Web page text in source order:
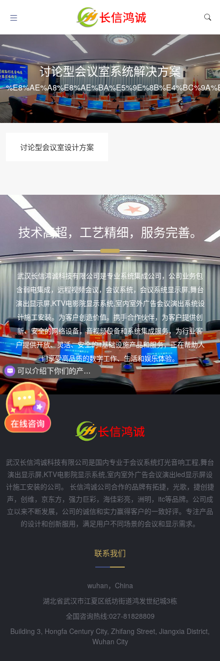
讨论型会议室系统解决方案
讨论型会议室设计方案
技术高超，工艺精细，服务完善。
武汉长信鸿诚科技有限公司是专业系统集成公司，公司业务包
含弱电集成，远程视频会议，会议系统，会议系统显示屏,舞台
演出显示屏,KTV电影院显示系统,室内室外广告会议演出系统设
计施工安装。为客户创造价值。携手合作伙伴，为客户提供创
新、安全的网络设备，音视频设备和系统集成服务，为行业客
户提供开放、灵活、安全的it基础设施产品和服务，正在帮助人
们享受高品质的数字工作、生活和娱乐体验。
武汉长信鸿诚科技有限公司是国内专业于会议系统灯光音响工程,舞台
演出显示屏,KTV电影院显示系统,室内室外广告会议演出led显示屏设
计施工安装的公司。 长信鸿诚公司合作的品牌有拓捷，光歌，捷创捷
声，创维，京东方，强力巨彩，海佳彩亮，洲明，itc等品牌。公司成
立以来不断发展，公司的诚信和实力赢得客户的一致好评。专注产品
的设计和创新服用，满足用户不同场景的会议和显示需求。
联系我们
wuhan，China
湖北省武汉市江夏区纸坊街道鸿发世纪城3栋
全国咨询热线:027-81828809
Building 3, Hongfa Century City, Zhifang Street, Jiangxia District,
Wuhan City
可以介绍下你们的产品么？